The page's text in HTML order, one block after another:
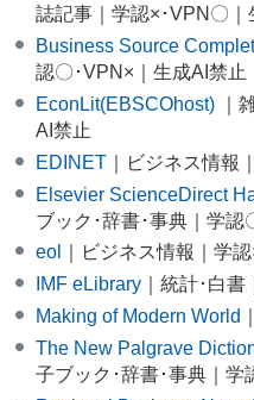
誌記事｜学認×･VPN〇｜
Business Source
認〇･VPN×｜生成AI禁止
EconLit(EBSCOhost) ｜
AI禁止
EDINET ｜ビジネス情報
Elsevier ScienceDirect
ブック･辞書･事典｜学認
eol
｜ビジネス情報｜学
IMF eLibrary ｜統計･白書
Making of Modern World
The New Palgrave
子ブック･辞書･事典｜学